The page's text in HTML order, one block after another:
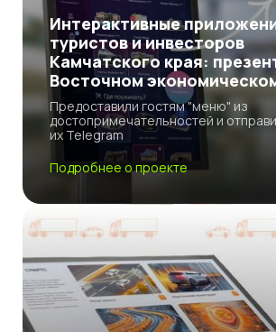
Интерактивные
туристов и инвесторов
Камчатского края:
Восточном
Предоставили гостям "меню" из
достопримечательностей и
их Telegram
Подробнее о проекте